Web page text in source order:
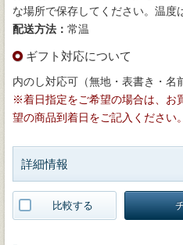
な場所で保存してください。温度
配送方法： 常温
ギフト対応について
内のし対応可（無地・表書き・名
※着日指定をご希望の場合は、お
望の商品到着日をご記入ください。
詳細情報
比較する